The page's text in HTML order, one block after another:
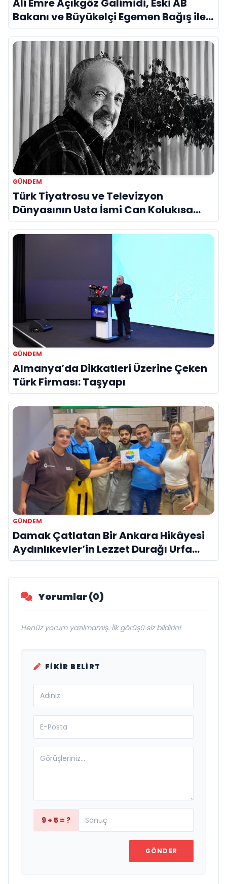
Ali Emre Açıkgöz Galimidi, Eski AB
Bakanı ve Büyükelçi Egemen Bağış ile
Bir Araya Geldi
GÜNDEM
Türk Tiyatrosu ve Televizyon
Dünyasının Usta İsmi Can Kolukısa
Hayatını Kaybetti
GÜNDEM
Almanya’da Dikkatleri Üzerine Çeken
Türk Firması: Taşyapı
GÜNDEM
Damak Çatlatan Bir Ankara Hikâyesi
Aydınlıkevler’in Lezzet Durağı Urfa
Damak
Yorumlar (0)
Henüz yorum yazılmamış. İlk görüşü siz bildirin!
FIKIR BELIRT
9 + 5 = ?
GÖNDER